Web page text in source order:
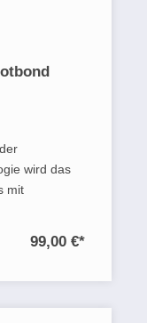
wird das
mit
99,00 €*